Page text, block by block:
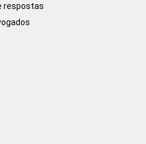
respostas